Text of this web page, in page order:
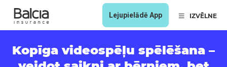
Lejupielādē App IZVĒLNE
Kopīga videospēļu spēlēšana –